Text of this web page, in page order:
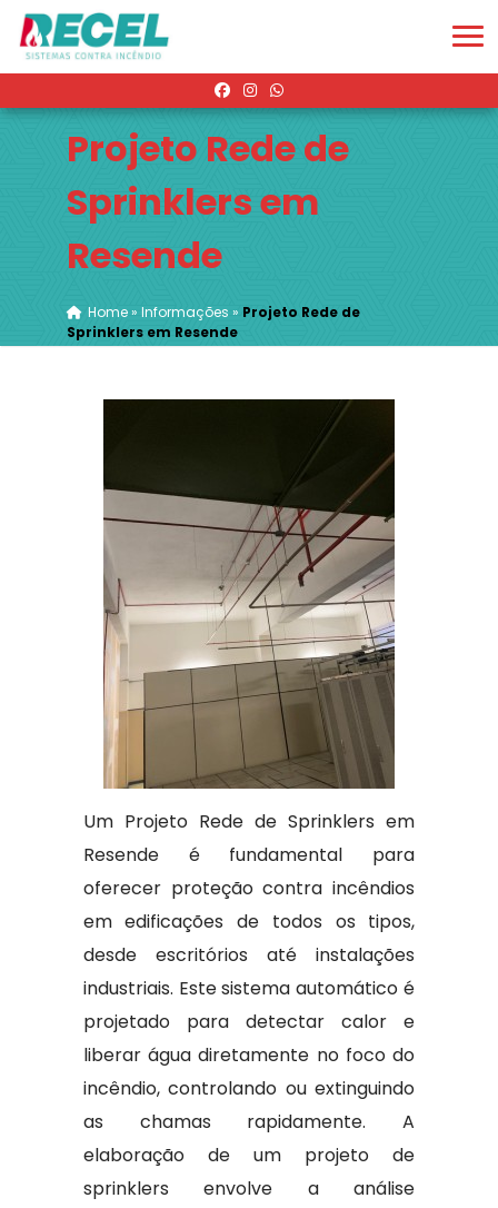
Projeto Rede de
Sprinklers em
Resende
Home» Informações » Projeto Rede de
Sprinklers em Resende
Um Projeto Rede de Sprinklers em
Resende é fundamental para
oferecer proteção contra incêndios
em edificações de todos os tipos,
desde escritórios até instalações
industriais. Este sistema automático é
projetado para detectar calor e
liberar água diretamente no foco do
incêndio, controlando ou extinguindo
as chamas rapidamente. A
elaboração de um projeto de
sprinklers envolve a análise